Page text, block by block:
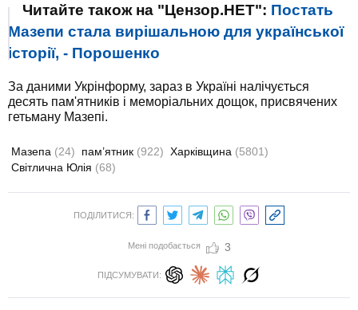
Читайте також на "Цензор.НЕТ": Постать
Мазепи стала вирішальною для української
історії, - Порошенко
За даними Укрінформу, зараз в Україні налічується
десять пам'ятників і меморіальних дощок, присвячених
гетьману Мазепі.
Мазепа (24) пам’ятник (922) Харківщина (5801)
Світлична Юлія (68)
ПОДІЛИТИСЯ:
Мені подобається 3
ПІДСУМУВАТИ: